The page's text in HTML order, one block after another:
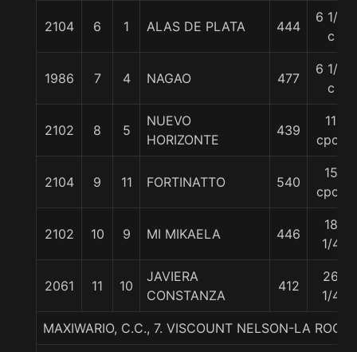
2104 6 1 ALAS DE PLATA 444
6 1/4
c
1986 7 4 NAGAO 477
6 1/4
c
2102 8 5
NUEVO
HORIZONTE
439
11
cpos
2104 9 11 FORTINATTO 540
15
cpos
2102 10 9 MI MIKAELA 446
18
1/4
2061 11 10
JAVIERA
CONSTANZA
412
26
1/4
MAXIWARIO, C.C., 7. VISCOUNT NELSON-LA